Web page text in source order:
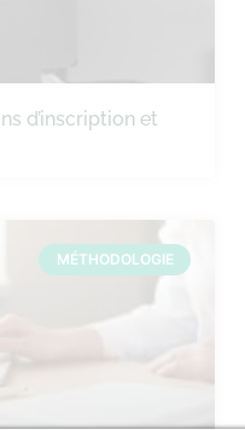
d’inscription et
MÉTHODOLOGIE